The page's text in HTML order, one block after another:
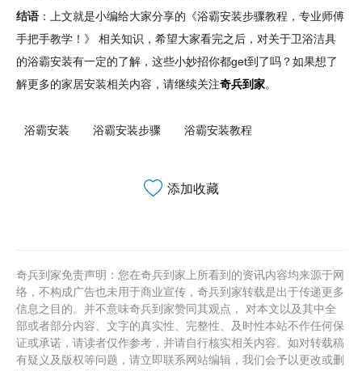
结语 ：上文就是小编给大家分享的《浴霸安装步骤教程，专业师傅
手把手教学！》 相关知识，希望大家看完之后，对关于卫浴洁具
的浴霸安装有一定的了解，这些小妙招你都get到了吗？如果想了
解更多的家居安装相关内容，请继续关注奇兵到家。
浴霸安装 浴霸安装步骤 浴霸安装教程
添加收藏
奇兵到家免责声明：您在奇兵到家上所看到的资讯内容均来源于网
络，不构成广告也未用于商业宣传，奇兵到家转载是出于传递更多
信息之目的。并不意味奇兵到家赞同其观点， 对本文以及其中全
部或者部分内容、文字的真实性、完整性、及时性本站不作任何保
证或承诺，请读者仅作参考，并请自行核实相关内容。如对转载稿
有疑义及版权等问题，请立即联系网站编辑，我们会予以更改或删